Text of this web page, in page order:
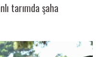
tarımda şaha